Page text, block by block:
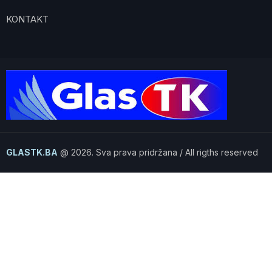
KONTAKT
GLASTK.BA @ 2026. Sva prava pridržana / All rigths reserved